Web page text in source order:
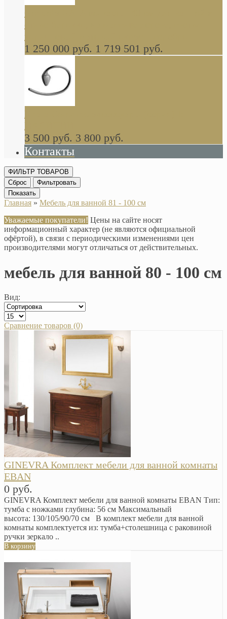
стиле барокко, из массива дерева, светло
коричневый матовый окрас + серебро
1 250 000 руб. 1 719 501 руб.
Khala Colombo аксессуары (серия) В
НАЛИЧИИ
3 500 руб. 3 800 руб.
Контакты
ФИЛЬТР ТОВАРОВ
Сброс
Фильтровать
Показать
Главная » Мебель для ванной 81 - 100 см
Уважаемые покупатели! Цены на сайте носят
информационный характер (не являются официальной
офёртой), в связи с периодическими изменениями цен
производителями могут отличаться от действительных.
мебель для ванной 80 - 100 см
Вид:
Сравнение товаров (0)
GINEVRA Комплект мебели для ванной комнаты
EBAN
0 руб.
GINEVRA Комплект мебели для ванной комнаты EBAN Тип:
тумба с ножками глубина: 56 см Максимальный
высота: 130/105/90/70 см В комплект мебели для ванной
комнаты комплектуется из: тумба+столешница с раковиной
ручки зеркало ..
В корзину